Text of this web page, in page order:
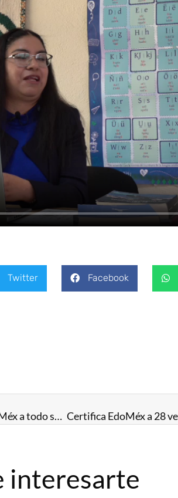
Twitter Facebook
Capacitará Secretaría de Salud del EdoMéx a todo su personal en materia de nutrición para la primera infancia
interesarte